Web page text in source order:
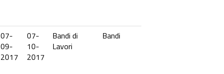
07-
09-
2017
07-
10-
2017
Bandi di
Lavori
Bandi